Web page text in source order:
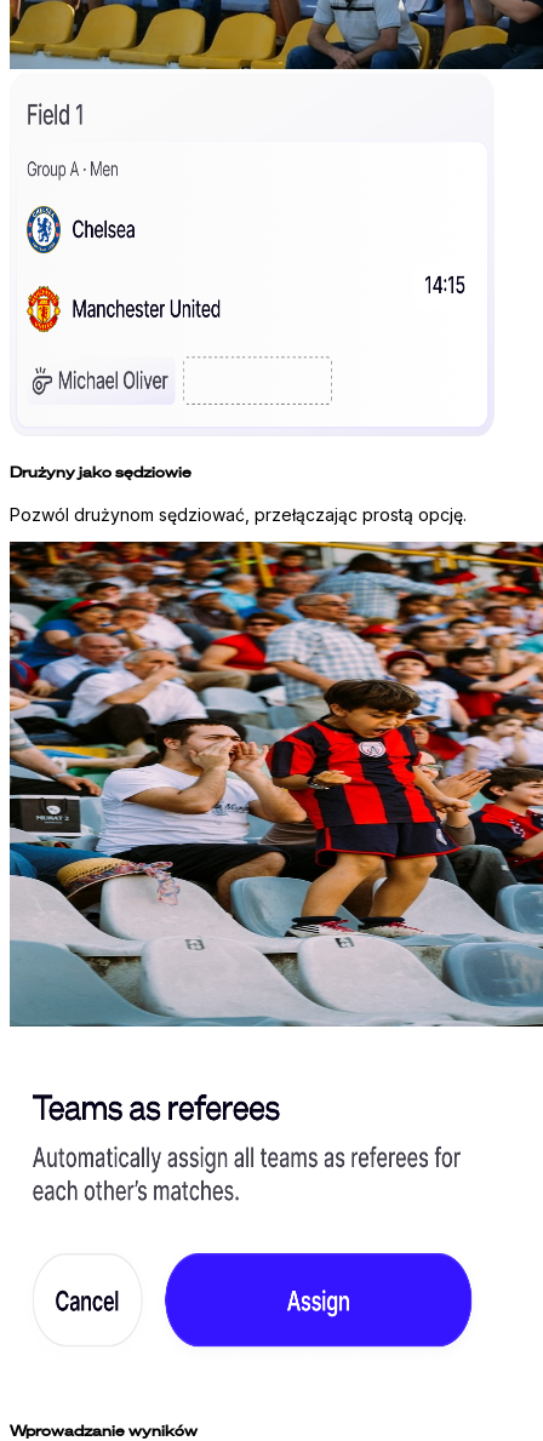
Drużyny jako sędziowie
Pozwól drużynom sędziować, przełączając prostą opcję.
Wprowadzanie wyników